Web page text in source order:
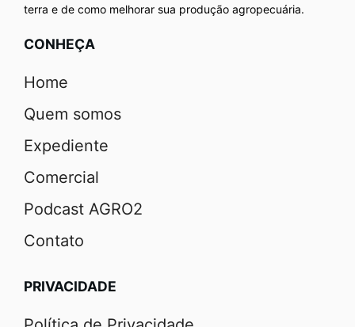
terra e de como melhorar sua produção agropecuária.
CONHEÇA
Home
Quem somos
Expediente
Comercial
Podcast AGRO2
Contato
PRIVACIDADE